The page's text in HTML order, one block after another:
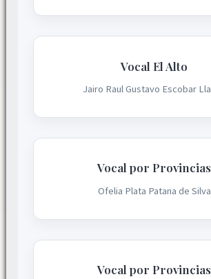
Vocal El Alto
Jairo Raul Gustavo Escobar
Vocal por Provincias
Ofelia Plata Patana de Silva
Vocal por Provincias